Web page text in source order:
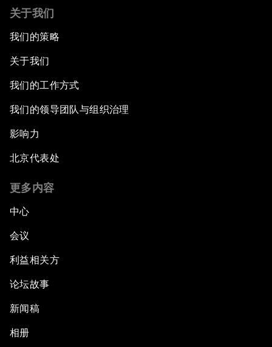
关于我们
我们的策略
关于我们
我们的工作方式
我们的领导团队与组织治理
影响力
北京代表处
更多内容
中心
会议
利益相关方
论坛故事
新闻稿
相册